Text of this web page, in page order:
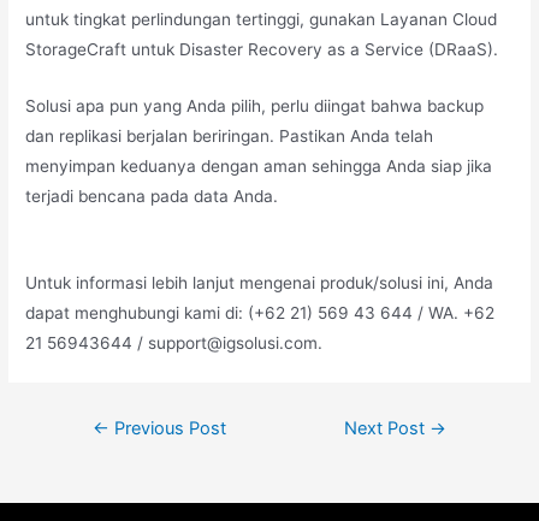
untuk tingkat perlindungan tertinggi, gunakan Layanan Cloud
StorageCraft untuk Disaster Recovery as a Service (DRaaS).
Solusi apa pun yang Anda pilih, perlu diingat bahwa backup
dan replikasi berjalan beriringan. Pastikan Anda telah
menyimpan keduanya dengan aman sehingga Anda siap jika
terjadi bencana pada data Anda.
Untuk informasi lebih lanjut mengenai produk/solusi ini, Anda
dapat menghubungi kami di: (+62 21) 569 43 644 / WA. +62
21 56943644 / support@igsolusi.com.
← Previous Post Next Post →